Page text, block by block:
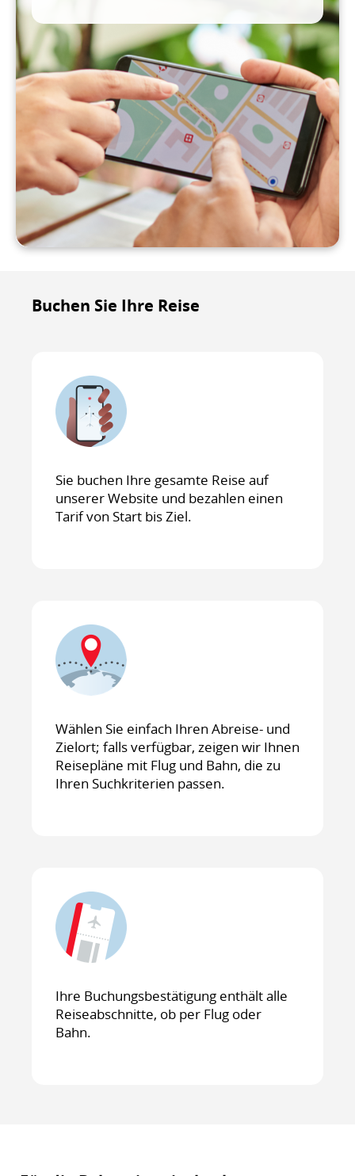
nicht
den
und/oder
Buchen Sie Ihre Reise
Sie buchen Ihre gesamte Reise auf
unserer Website und bezahlen einen
Tarif von Start bis Ziel.
Wählen Sie einfach Ihren Abreise- und
Zielort; falls verfügbar, zeigen wir Ihnen
Reisepläne mit Flug und Bahn, die zu
Ihren Suchkriterien passen.
Ihre Buchungsbestätigung enthält alle
Reiseabschnitte, ob per Flug oder
Bahn.